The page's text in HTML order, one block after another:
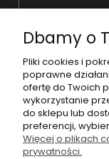
Pon. - Pt.
Sob.
Dbamy o
Pliki cookies i
poprawne
ofertę do Twoich
wykorzystanie
do sklepu lub
preferencji,
Więcej o plikach
prywatności.